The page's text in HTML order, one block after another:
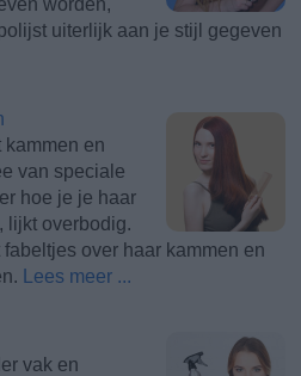
uiterlijk aan je stijl gegeven
kammen en
van speciale
hoe je je haar
lijkt overbodig.
over haar kammen en
Lees meer ...
vak en